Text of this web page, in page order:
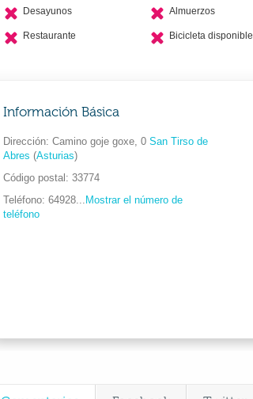
Desayunos Almuerzos
Restaurante Bicicleta disponible
Información Básica
Dirección Camino goje goxe, 0 San Tirso de
Abres (Asturias)
Código postal
33774
Teléfono 64928... Mostrar el número de
teléfono